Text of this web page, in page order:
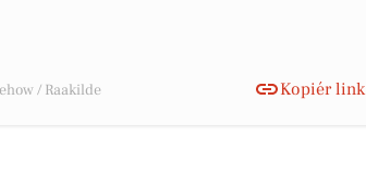
/ Raakilde Kopiér link